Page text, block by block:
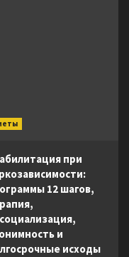
при
12 шагов,
и
исходы